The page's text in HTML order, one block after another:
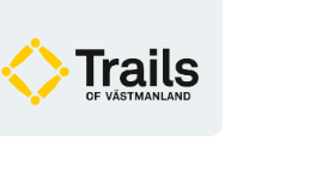
Organisationens
logotyp